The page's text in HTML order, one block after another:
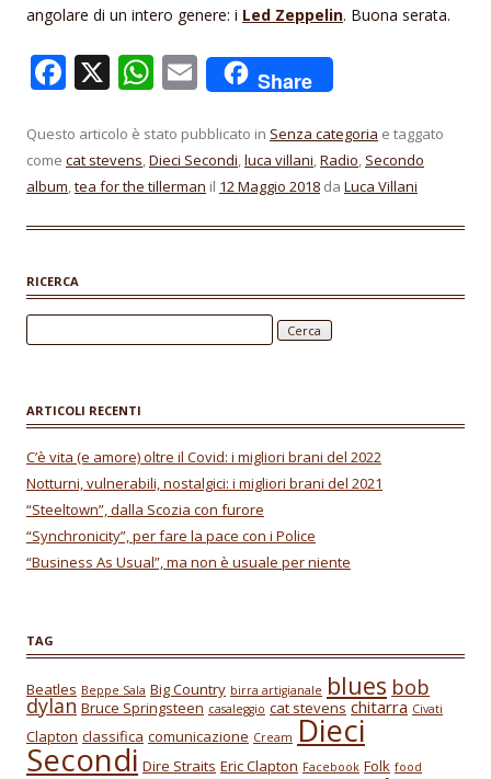
angolare di un intero genere: i Led Zeppelin. Buona serata.
F
e
b
k
X W
at
s
p
E
m
ai
l
Share
Questo articolo è stato pubblicato in Senza categoria e taggato
come cat stevens,Dieci Secondi,luca villani,Radio, Secondo
album,tea for the tillerman il 12 Maggio 2018 da Luca Villani
RICERCA
ARTICOLI RECENTI
C’è vita (e amore) oltre il Covid: i migliori brani del 2022
Notturni, vulnerabili, nostalgici: i migliori brani del 2021
“Steeltown”, dalla Scozia con furore
“Synchronicity”, per fare la pace con i Police
“Business As Usual”, ma non è usuale per niente
TAG
Beatles Beppe Sala Big Country birra artigianale blues bob
dylan Bruce Springsteen casaleggio cat stevens chitarra Civati
Clapton classifica comunicazione Cream Dieci
Secondi Dire Straits Eric Clapton Facebook Folk food